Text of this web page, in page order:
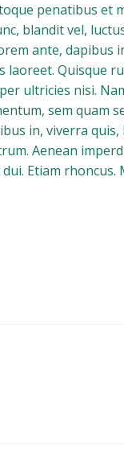
penatibus et
blandit vel,
ante, dapibus
Quisque
ultricies nisi.
sem quam
in, viverra
Aenean
Etiam rhoncus.